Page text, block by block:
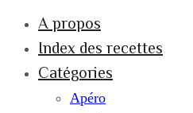
A propos
Index des recettes
Catégories
Apéro